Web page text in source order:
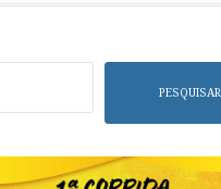
PESQUISAR